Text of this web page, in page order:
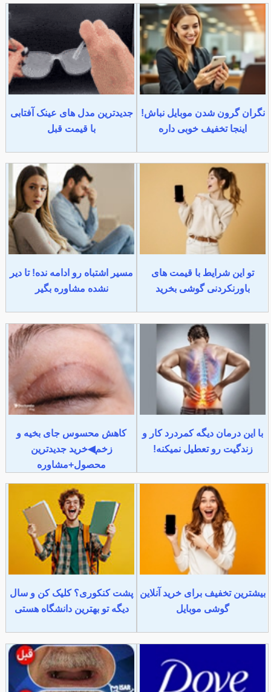
نگران گرون شدن موبایل نباش!
اینجا تخفیف خوبی داره
جدیدترین مدل های عینک آفتابی
با قیمت قبل
تو این شرایط با قیمت های
باورنکردنی گوشی بخرید
مسیر اشتباه رو ادامه نده! تا دیر
نشده مشاوره بگیر
با این درمان دیگه کمردرد کار و
زندگیت رو تعطیل نمیکنه!
کاهش محسوس جای بخیه و
زخم◀خرید جدیدترین
محصول+مشاوره
بیشترین تخفیف برای خرید آنلاین
گوشی موبایل
پشت کنکوری؟ کلیک کن و سال
دیگه تو بهترین دانشگاه هستی